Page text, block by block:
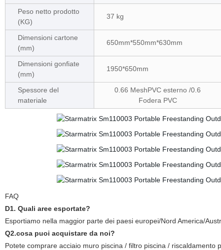
Peso netto prodotto
(KG)
37 kg
Dimensioni cartone
(mm)
650mm*550mm*630mm
Dimensioni gonfiate
(mm)
1950*650mm
Spessore del
materiale
0.66 MeshPVC esterno /0.6
Fodera PVC
FAQ
D1. Quali aree esportate?
Esportiamo nella maggior parte dei paesi europei/Nord America/
Q2.cosa puoi acquistare da noi?
Potete comprare acciaio muro piscina / filtro piscina / riscaldamento